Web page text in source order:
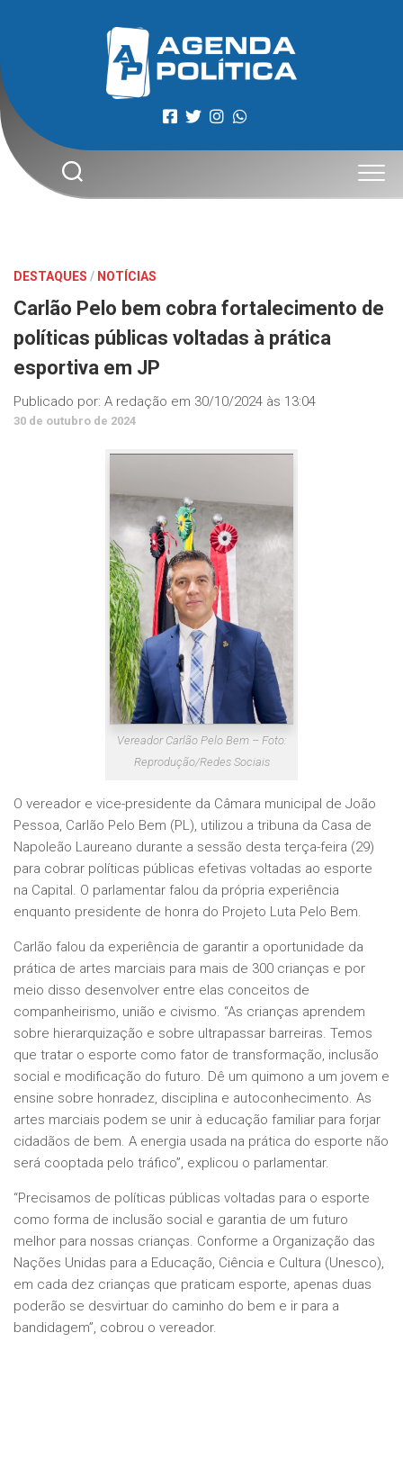
DESTAQUES / NOTÍCIAS
Carlão Pelo bem cobra fortalecimento de
políticas públicas voltadas à prática
esportiva em JP
Publicado por: A redação em 30/10/2024 às 13:04
30 de outubro de 2024
Vereador Carlão Pelo Bem – Foto:
Reprodução/Redes Sociais
O vereador e vice-presidente da Câmara municipal de João
Pessoa, Carlão Pelo Bem (PL), utilizou a tribuna da Casa de
Napoleão Laureano durante a sessão desta terça-feira (29)
para cobrar políticas públicas efetivas voltadas ao esporte
na Capital. O parlamentar falou da própria experiência
enquanto presidente de honra do Projeto Luta Pelo Bem.
Carlão falou da experiência de garantir a oportunidade da
prática de artes marciais para mais de 300 crianças e por
meio disso desenvolver entre elas conceitos de
companheirismo, união e civismo. “As crianças aprendem
sobre hierarquização e sobre ultrapassar barreiras. Temos
que tratar o esporte como fator de transformação, inclusão
social e modificação do futuro. Dê um quimono a um jovem e
ensine sobre honradez, disciplina e autoconhecimento. As
artes marciais podem se unir à educação familiar para forjar
cidadãos de bem. A energia usada na prática do esporte não
será cooptada pelo tráfico”, explicou o parlamentar.
“Precisamos de políticas públicas voltadas para o esporte
como forma de inclusão social e garantia de um futuro
melhor para nossas crianças. Conforme a Organização das
Nações Unidas para a Educação, Ciência e Cultura (Unesco),
em cada dez crianças que praticam esporte, apenas duas
poderão se desvirtuar do caminho do bem e ir para a
bandidagem”, cobrou o vereador.